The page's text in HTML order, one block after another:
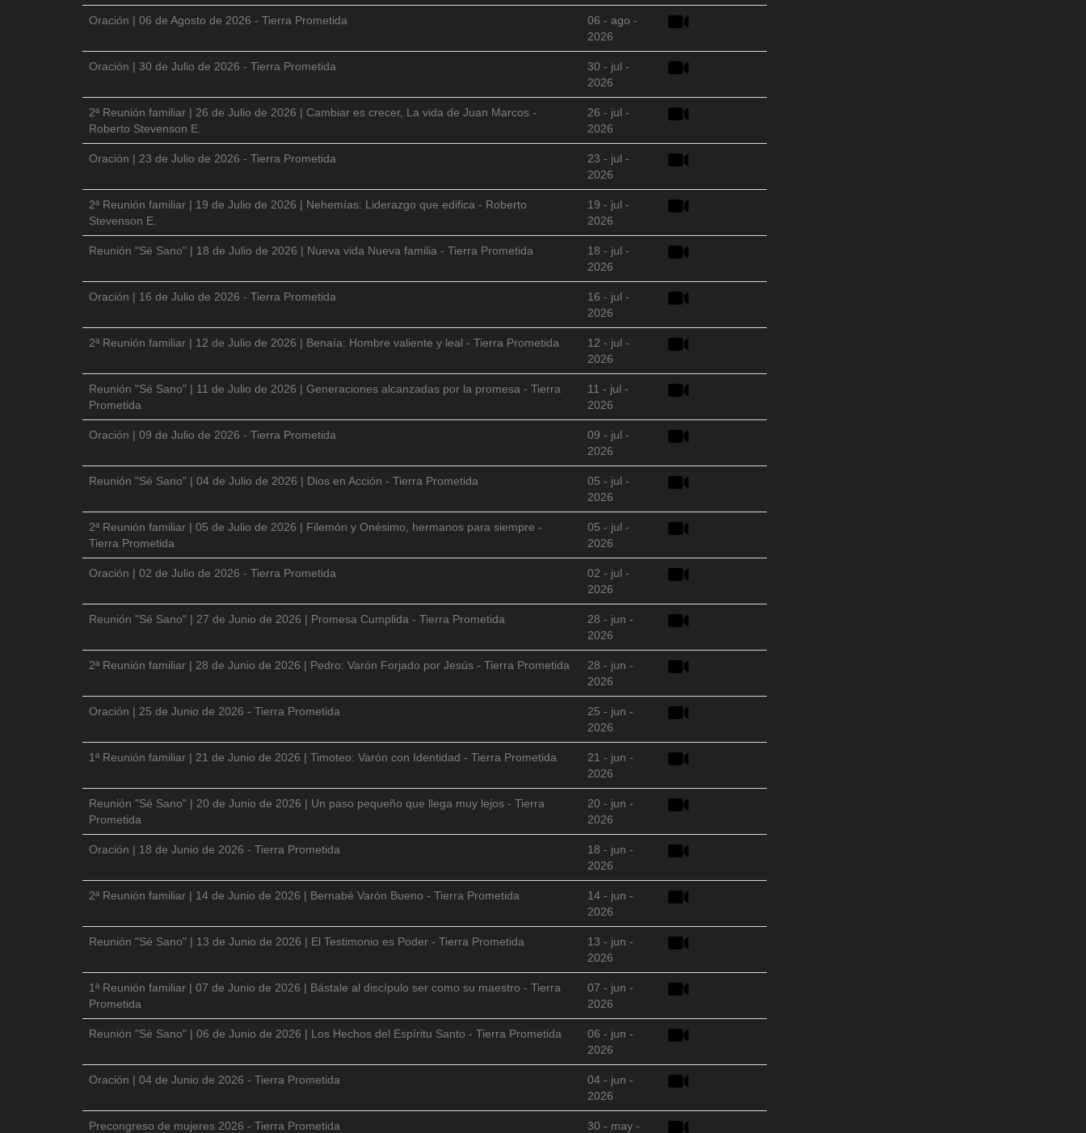
Oración | 06 de Agosto de 2026 - Tierra Prometida
06 - ago -
2026
Oración | 30 de Julio de 2026 - Tierra Prometida
30 - jul -
2026
2ª Reunión familiar | 26 de Julio de 2026 | Cambiar es crecer, La vida de Juan Marcos -
Roberto Stevenson E.
26 - jul -
2026
Oración | 23 de Julio de 2026 - Tierra Prometida
23 - jul -
2026
2ª Reunión familiar | 19 de Julio de 2026 | Nehemías: Liderazgo que edifica - Roberto
Stevenson E.
19 - jul -
2026
Reunión "Sé Sano" | 18 de Julio de 2026 | Nueva vida Nueva familia - Tierra Prometida
18 - jul -
2026
Oración | 16 de Julio de 2026 - Tierra Prometida
16 - jul -
2026
2ª Reunión familiar | 12 de Julio de 2026 | Benaía: Hombre valiente y leal - Tierra Prometida
12 - jul -
2026
Reunión "Sé Sano" | 11 de Julio de 2026 | Generaciones alcanzadas por la promesa - Tierra
Prometida
11 - jul -
2026
Oración | 09 de Julio de 2026 - Tierra Prometida
09 - jul -
2026
Reunión "Sé Sano" | 04 de Julio de 2026 | Dios en Acción - Tierra Prometida
05 - jul -
2026
2ª Reunión familiar | 05 de Julio de 2026 | Filemón y Onésimo, hermanos para siempre -
Tierra Prometida
05 - jul -
2026
Oración | 02 de Julio de 2026 - Tierra Prometida
02 - jul -
2026
Reunión "Sé Sano" | 27 de Junio de 2026 | Promesa Cumplida - Tierra Prometida
28 - jun -
2026
2ª Reunión familiar | 28 de Junio de 2026 | Pedro: Varón Forjado por Jesús - Tierra Prometida
28 - jun -
2026
Oración | 25 de Junio de 2026 - Tierra Prometida
25 - jun -
2026
1ª Reunión familiar | 21 de Junio de 2026 | Timoteo: Varón con Identidad - Tierra Prometida
21 - jun -
2026
Reunión "Sé Sano" | 20 de Junio de 2026 | Un paso pequeño que llega muy lejos - Tierra
Prometida
20 - jun -
2026
Oración | 18 de Junio de 2026 - Tierra Prometida
18 - jun -
2026
2ª Reunión familiar | 14 de Junio de 2026 | Bernabé Varón Bueno - Tierra Prometida
14 - jun -
2026
Reunión "Sé Sano" | 13 de Junio de 2026 | El Testimonio es Poder - Tierra Prometida
13 - jun -
2026
1ª Reunión familiar | 07 de Junio de 2026 | Bástale al discípulo ser como su maestro - Tierra
Prometida
07 - jun -
2026
Reunión "Sé Sano" | 06 de Junio de 2026 | Los Hechos del Espíritu Santo - Tierra Prometida
06 - jun -
2026
Oración | 04 de Junio de 2026 - Tierra Prometida
04 - jun -
2026
Precongreso de mujeres 2026 - Tierra Prometida
30 - may -